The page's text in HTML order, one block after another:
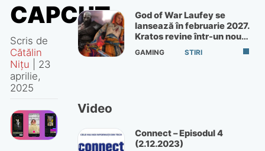
CAPCUT
Scris de
Cătălin
Nițu
23
aprilie,
2025
God of War Laufey se
lansează în februarie 2027.
Kratos revine într-un nou
God of War
GAMING STIRI
Video
Connect – Episodul 4
(2.12.2023)